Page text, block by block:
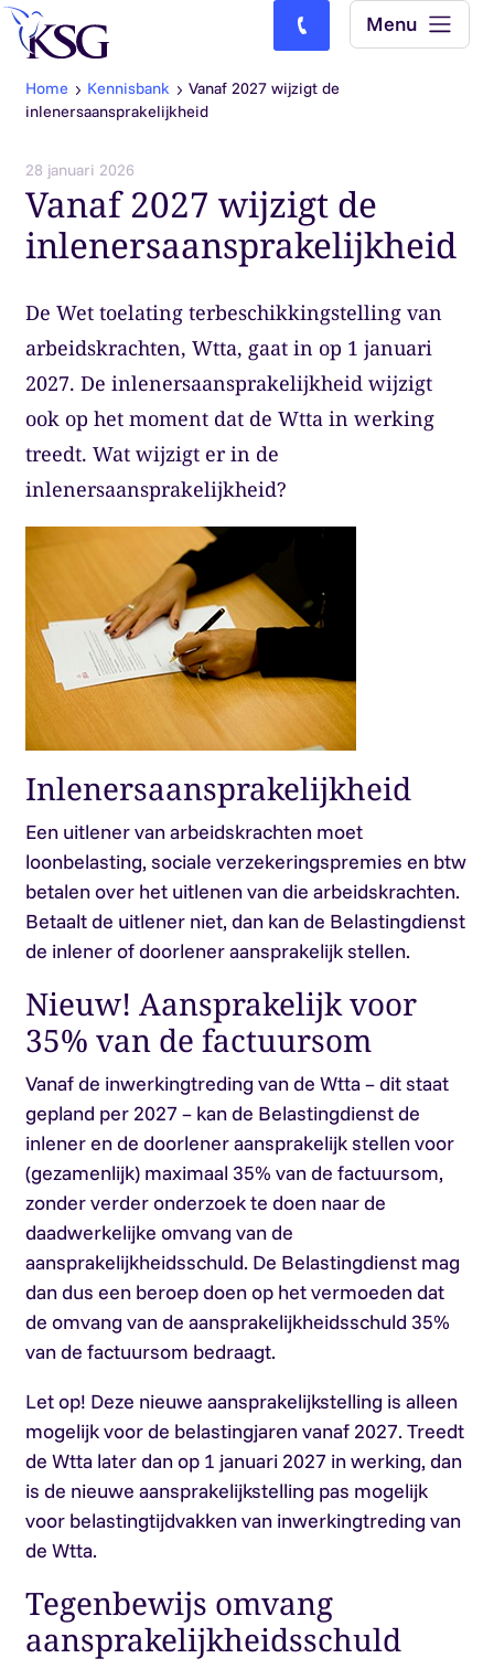
Skip to content
Bel ons: (0)77-4740000
Menu
Home Kennisbank
Vanaf 2027 wijzigt de
inlenersaansprakelijkheid
28 januari 2026
Vanaf 2027 wijzigt de
inlenersaansprakelijkheid
De Wet toelating terbeschikkingstelling van
arbeidskrachten, Wtta, gaat in op 1 januari
2027. De inlenersaansprakelijkheid wijzigt
ook op het moment dat de Wtta in werking
treedt. Wat wijzigt er in de
inlenersaansprakelijkheid?
Inlenersaansprakelijkheid
Een uitlener van arbeidskrachten moet
loonbelasting, sociale verzekeringspremies en btw
betalen over het uitlenen van die arbeidskrachten.
Betaalt de uitlener niet, dan kan de Belastingdienst
de inlener of doorlener aansprakelijk stellen.
Nieuw! Aansprakelijk voor
35% van de factuursom
Vanaf de inwerkingtreding van de Wtta – dit staat
gepland per 2027 – kan de Belastingdienst de
inlener en de doorlener aansprakelijk stellen voor
(gezamenlijk) maximaal 35% van de factuursom,
zonder verder onderzoek te doen naar de
daadwerkelijke omvang van de
aansprakelijkheidsschuld. De Belastingdienst mag
dan dus een beroep doen op het vermoeden dat
de omvang van de aansprakelijkheidsschuld 35%
van de factuursom bedraagt.
Let op! Deze nieuwe aansprakelijkstelling is alleen
mogelijk voor de belastingjaren vanaf 2027. Treedt
de Wtta later dan op 1 januari 2027 in werking, dan
is de nieuwe aansprakelijkstelling pas mogelijk
voor belastingtijdvakken van inwerkingtreding van
de Wtta.
Tegenbewijs omvang
aansprakelijkheidsschuld